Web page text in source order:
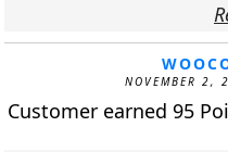
NOVEMBER 2,
Customer earned 95